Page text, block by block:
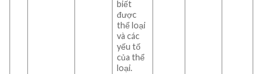
biết
được
thể loại
và các
yếu tố
của thể
loại.